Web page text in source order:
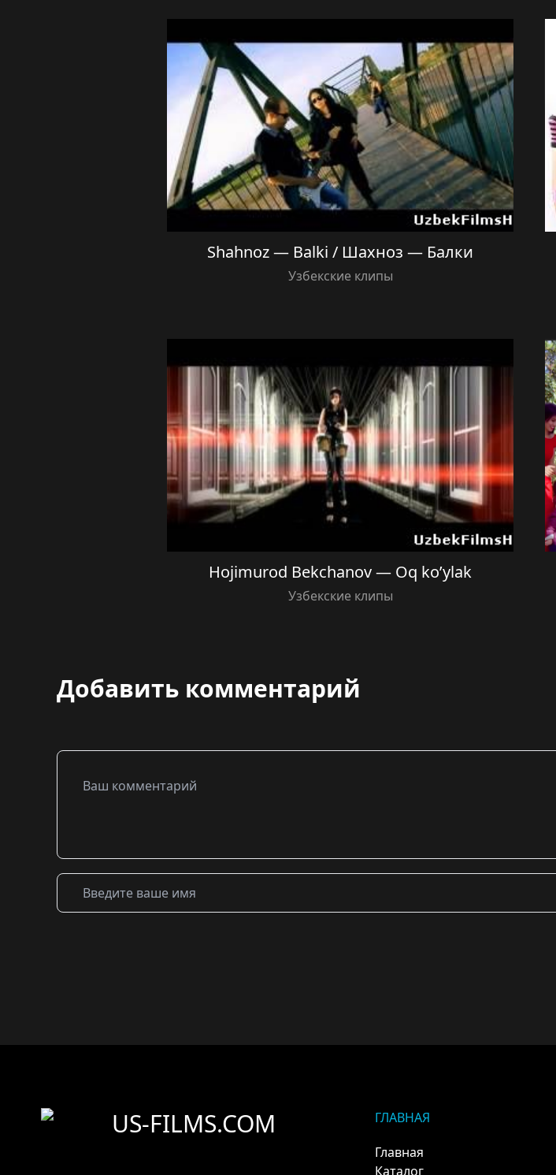
Shahnoz — Balki / Шахноз — Балки
Узбекские клипы
Hojimurod Bekchanov — Oq ko’ylak
Узбекские клипы
Добавить комментарий
US-FILMS.COM
ГЛАВНАЯ
Главная
Каталог